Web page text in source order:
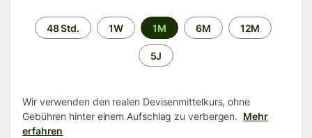
Zeitraum
48 Std. 1W 1M 6M 12M
5J
Wir verwenden den realen Devisenmittelkurs, ohne
Gebühren hinter einem Aufschlag zu verbergen. Mehr
erfahren